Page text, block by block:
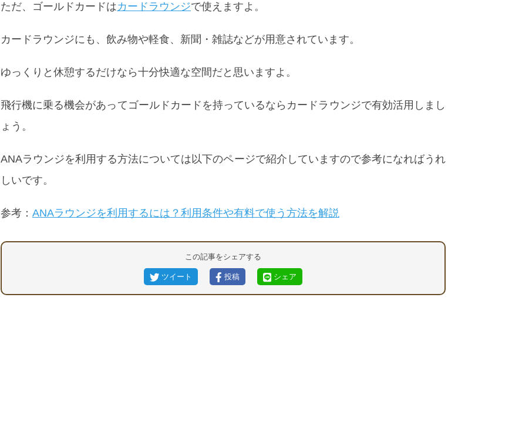
ただ、ゴールドカードはカードラウンジで使えますよ。
カードラウンジにも、飲み物や軽食、新聞・雑誌などが用意されています。
ゆっくりと休憩するだけなら十分快適な空間だと思いますよ。
飛行機に乗る機会があってゴールドカードを持っているならカードラウンジで有効活用しまし
ょう。
ANAラウンジを利用する方法については以下のページで紹介していますので参考になればうれ
しいです。
参考： ANAラウンジを利用するには？利用条件や有料で使う方法を解説
この記事をシェアする
ツイート 投稿 シェア